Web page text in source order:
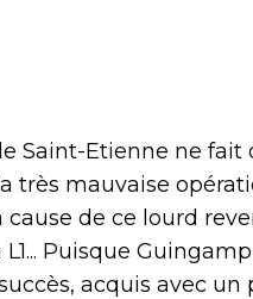
Saint-Etienne ne fait
très mauvaise
cause de ce lourd
Puisque
acquis avec